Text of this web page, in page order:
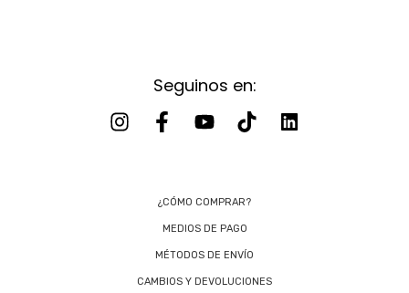
Seguinos en:
¿CÓMO COMPRAR?
MEDIOS DE PAGO
MÉTODOS DE ENVÍO
CAMBIOS Y DEVOLUCIONES